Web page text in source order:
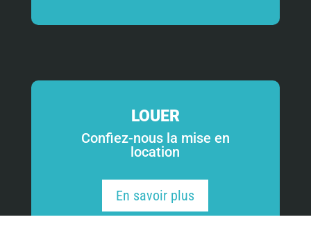
LOUER
Confiez-nous la mise en
location
En savoir plus